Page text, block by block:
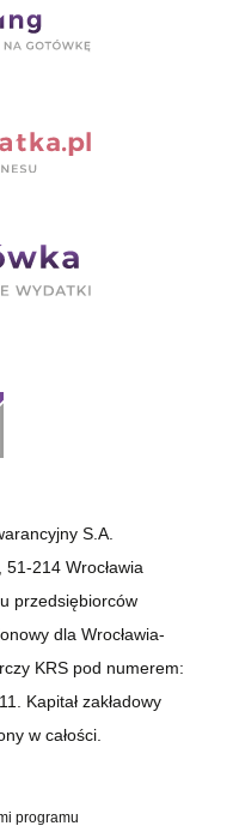
S.A.
214 Wrocławia
przedsiębiorców
dla Wrocławia-
KRS pod numerem:
Kapitał zakładowy
w całości.
programu